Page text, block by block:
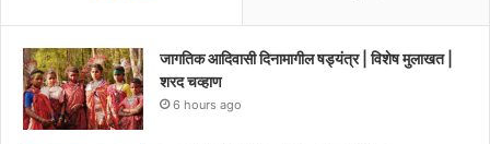
जागतिक आदिवासी दिनामागील षड्यंत्र | विशेष मुलाखत |
शरद चव्हाण
6 hours ago